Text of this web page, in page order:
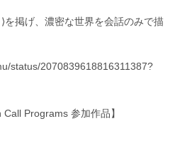
を掲げ、濃密な世界を会話のみで描
status/2070839618816311387?
Programs 参加作品】